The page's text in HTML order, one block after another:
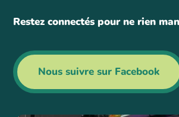
Restez connectés pour ne rien
Nous suivre sur Facebook